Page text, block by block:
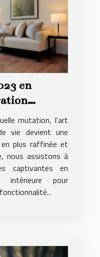
en
mutation, l'art
vie devient une
plus raffinée et
nous assistons à
captivantes en
intérieure pour